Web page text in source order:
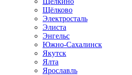
Щёлково
Электросталь
Элиста
Энгельс
Южно-Сахалинск
Якутск
Ялта
Ярославль